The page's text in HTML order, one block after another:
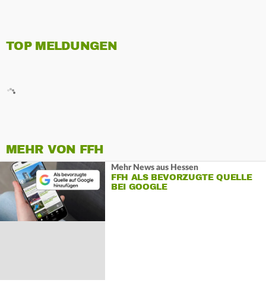
TOP MELDUNGEN
MEHR VON FFH
Mehr News aus Hessen
FFH ALS BEVORZUGTE QUELLE
BEI GOOGLE